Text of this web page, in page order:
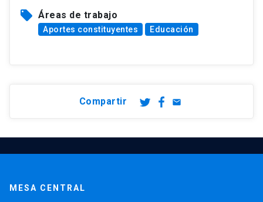
local_offer Áreas de trabajo
Aportes constituyentes Educación
Compartir email
MESA CENTRAL